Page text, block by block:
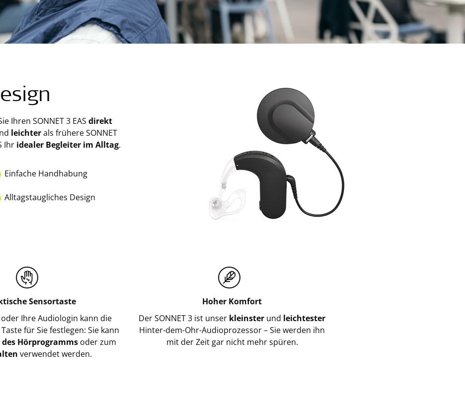
Ihren SONNET 3 EAS direkt
leichterals frühere SONNET
Ihr idealer Begleiter im Alltag.
Einfache Handhabung
Alltagstaugliches Design
Sensortaste
Ihre Audiologin kann die
für Sie festlegen: Sie kann
des Hörprogramms oder zum
verwendet werden.
Hoher Komfort
Der SONNET 3 ist unser kleinster und leichtester
Hinter-dem-Ohr-Audioprozessor – Sie werden ihn
mit der Zeit gar nicht mehr spüren.